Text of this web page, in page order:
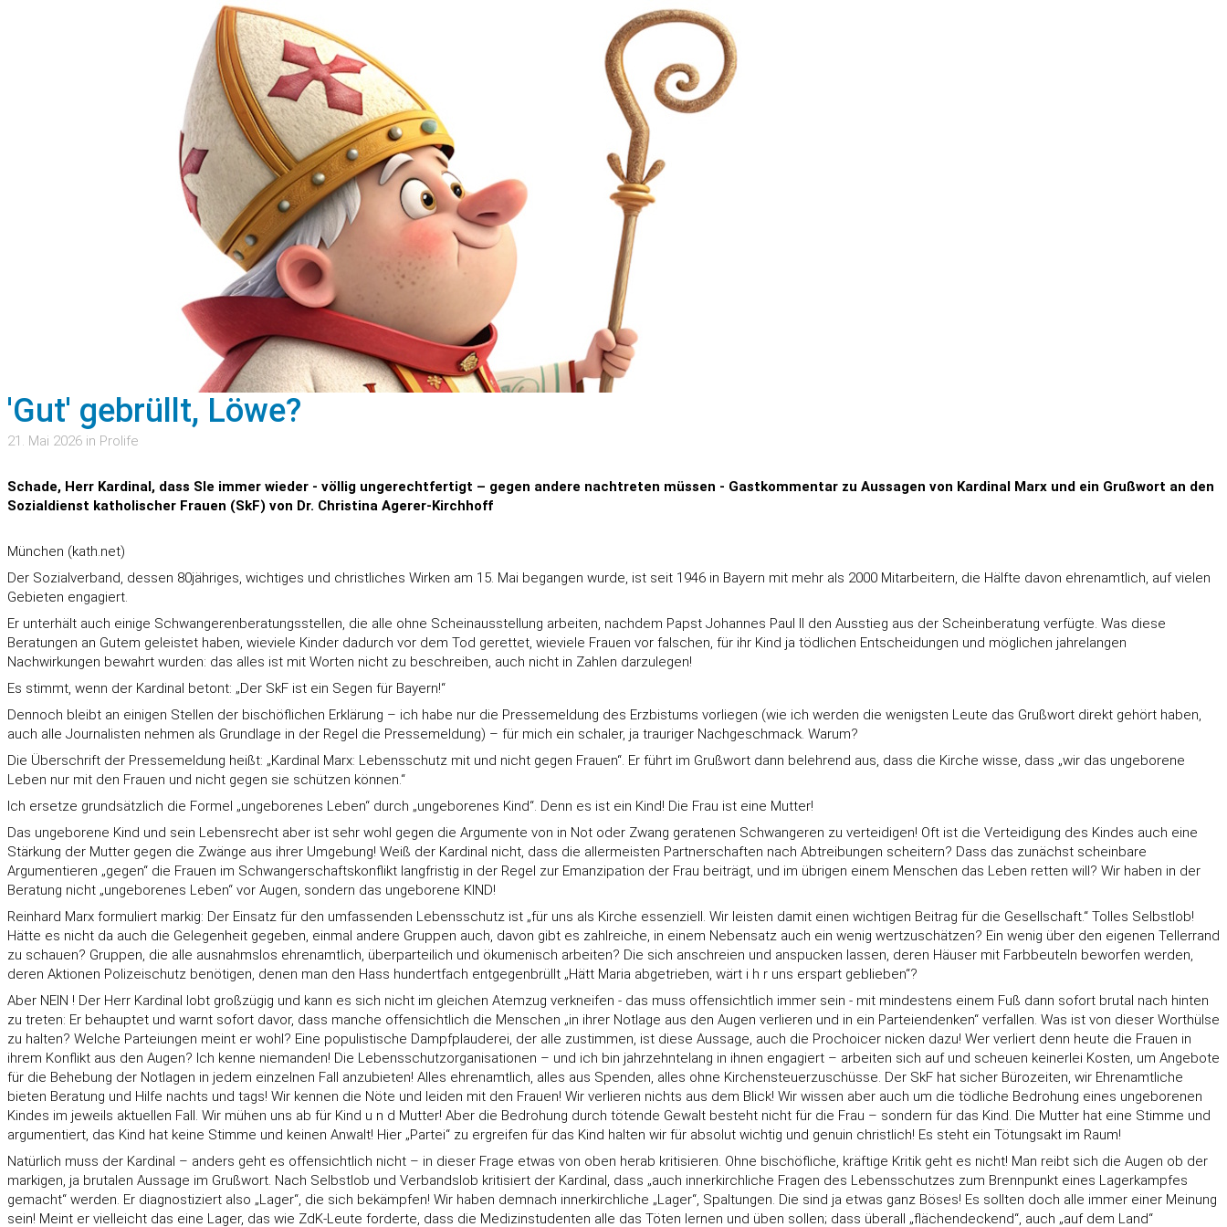
'Gut' gebrüllt, Löwe?
21. Mai 2026 in Prolife
Schade, Herr Kardinal, dass SIe immer wieder - völlig ungerechtfertigt – gegen andere nachtreten müssen - Gastkommentar zu Aussagen von Kardinal Marx und ein Grußwort an den
Sozialdienst katholischer Frauen (SkF) von Dr. Christina Agerer-Kirchhoff
München (kath.net)
Der Sozialverband, dessen 80jähriges, wichtiges und christliches Wirken am 15. Mai begangen wurde, ist seit 1946 in Bayern mit mehr als 2000 Mitarbeitern, die Hälfte davon ehrenamtlich, auf vielen
Gebieten engagiert.
Er unterhält auch einige Schwangerenberatungsstellen, die alle ohne Scheinausstellung arbeiten, nachdem Papst Johannes Paul II den Ausstieg aus der Scheinberatung verfügte. Was diese
Beratungen an Gutem geleistet haben, wieviele Kinder dadurch vor dem Tod gerettet, wieviele Frauen vor falschen, für ihr Kind ja tödlichen Entscheidungen und möglichen jahrelangen
Nachwirkungen bewahrt wurden: das alles ist mit Worten nicht zu beschreiben, auch nicht in Zahlen darzulegen!
Es stimmt, wenn der Kardinal betont: „Der SkF ist ein Segen für Bayern!“
Dennoch bleibt an einigen Stellen der bischöflichen Erklärung – ich habe nur die Pressemeldung des Erzbistums vorliegen (wie ich werden die wenigsten Leute das Grußwort direkt gehört haben,
auch alle Journalisten nehmen als Grundlage in der Regel die Pressemeldung) – für mich ein schaler, ja trauriger Nachgeschmack. Warum?
Die Überschrift der Pressemeldung heißt: „Kardinal Marx: Lebensschutz mit und nicht gegen Frauen“. Er führt im Grußwort dann belehrend aus, dass die Kirche wisse, dass „wir das ungeborene
Leben nur mit den Frauen und nicht gegen sie schützen können.“
Ich ersetze grundsätzlich die Formel „ungeborenes Leben“ durch „ungeborenes Kind“. Denn es ist ein Kind! Die Frau ist eine Mutter!
Das ungeborene Kind und sein Lebensrecht aber ist sehr wohl gegen die Argumente von in Not oder Zwang geratenen Schwangeren zu verteidigen! Oft ist die Verteidigung des Kindes auch eine
Stärkung der Mutter gegen die Zwänge aus ihrer Umgebung! Weiß der Kardinal nicht, dass die allermeisten Partnerschaften nach Abtreibungen scheitern? Dass das zunächst scheinbare
Argumentieren „gegen“ die Frauen im Schwangerschaftskonflikt langfristig in der Regel zur Emanzipation der Frau beiträgt, und im übrigen einem Menschen das Leben retten will? Wir haben in der
Beratung nicht „ungeborenes Leben“ vor Augen, sondern das ungeborene KIND!
Reinhard Marx formuliert markig: Der Einsatz für den umfassenden Lebensschutz ist „für uns als Kirche essenziell. Wir leisten damit einen wichtigen Beitrag für die Gesellschaft.“ Tolles Selbstlob!
Hätte es nicht da auch die Gelegenheit gegeben, einmal andere Gruppen auch, davon gibt es zahlreiche, in einem Nebensatz auch ein wenig wertzuschätzen? Ein wenig über den eigenen Tellerrand
zu schauen? Gruppen, die alle ausnahmslos ehrenamtlich, überparteilich und ökumenisch arbeiten? Die sich anschreien und anspucken lassen, deren Häuser mit Farbbeuteln beworfen werden,
deren Aktionen Polizeischutz benötigen, denen man den Hass hundertfach entgegenbrüllt „Hätt Maria abgetrieben, wärt i h r uns erspart geblieben“?
Aber NEIN ! Der Herr Kardinal lobt großzügig und kann es sich nicht im gleichen Atemzug verkneifen - das muss offensichtlich immer sein - mit mindestens einem Fuß dann sofort brutal nach hinten
zu treten: Er behauptet und warnt sofort davor, dass manche offensichtlich die Menschen „in ihrer Notlage aus den Augen verlieren und in ein Parteiendenken“ verfallen. Was ist von dieser Worthülse
zu halten? Welche Parteiungen meint er wohl? Eine populistische Dampfplauderei, der alle zustimmen, ist diese Aussage, auch die Prochoicer nicken dazu! Wer verliert denn heute die Frauen in
ihrem Konflikt aus den Augen? Ich kenne niemanden! Die Lebensschutzorganisationen – und ich bin jahrzehntelang in ihnen engagiert – arbeiten sich auf und scheuen keinerlei Kosten, um Angebote
für die Behebung der Notlagen in jedem einzelnen Fall anzubieten! Alles ehrenamtlich, alles aus Spenden, alles ohne Kirchensteuerzuschüsse. Der SkF hat sicher Bürozeiten, wir Ehrenamtliche
bieten Beratung und Hilfe nachts und tags! Wir kennen die Nöte und leiden mit den Frauen! Wir verlieren nichts aus dem Blick! Wir wissen aber auch um die tödliche Bedrohung eines ungeborenen
Kindes im jeweils aktuellen Fall. Wir mühen uns ab für Kind u n d Mutter! Aber die Bedrohung durch tötende Gewalt besteht nicht für die Frau – sondern für das Kind. Die Mutter hat eine Stimme und
argumentiert, das Kind hat keine Stimme und keinen Anwalt! Hier „Partei“ zu ergreifen für das Kind halten wir für absolut wichtig und genuin christlich! Es steht ein Tötungsakt im Raum!
Natürlich muss der Kardinal – anders geht es offensichtlich nicht – in dieser Frage etwas von oben herab kritisieren. Ohne bischöfliche, kräftige Kritik geht es nicht! Man reibt sich die Augen ob der
markigen, ja brutalen Aussage im Grußwort. Nach Selbstlob und Verbandslob kritisiert der Kardinal, dass „auch innerkirchliche Fragen des Lebensschutzes zum Brennpunkt eines Lagerkampfes
gemacht“ werden. Er diagnostiziert also „Lager“, die sich bekämpfen! Wir haben demnach innerkirchliche „Lager“, Spaltungen. Die sind ja etwas ganz Böses! Es sollten doch alle immer einer Meinung
sein! Meint er vielleicht das eine Lager, das wie ZdK-Leute forderte, dass die Medizinstudenten alle das Töten lernen und üben sollen; dass überall „flächendeckend“, auch „auf dem Land“